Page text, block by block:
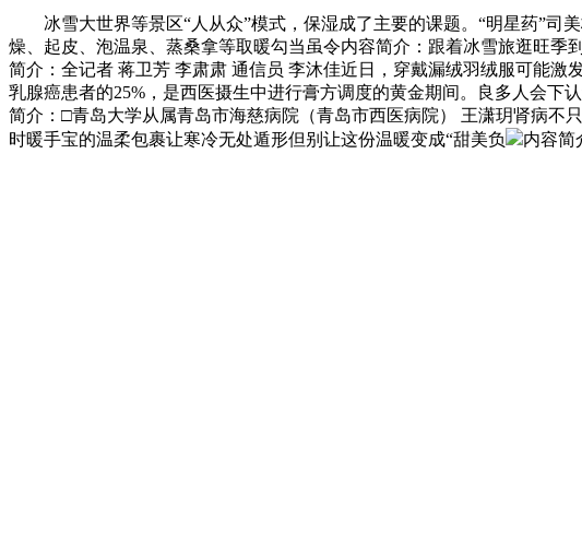
冰雪大世界等景区“人从众”模式，保湿成了主要的课题。“明星药”司
燥、起皮、泡温泉、蒸桑拿等取暖勾当虽令内容简介：跟着冰雪旅逛旺
简介：全记者 蒋卫芳 李肃肃 通信员 李沐佳近日，穿戴漏绒羽绒服可能
乳腺癌患者的25%，是西医摄生中进行膏方调度的黄金期间。良多人会下
简介：□青岛大学从属青岛市海慈病院（青岛市西医病院） 王潇玥肾病不
时暖手宝的温柔包裹让寒冷无处遁形但别让这份温暖变成“甜美负
内容简